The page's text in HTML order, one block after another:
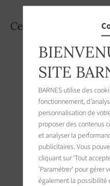
Cette page n'existe
BARNES Saint-
9, avenue du 8 mai 1945
83990 Saint-Tropez,
SITE
BARNES utilise des
fonctionnement,
personnalisation de
proposer des contenus
et analyser la
publicitaires. Vous
cliquant sur 'Tout
'Paramétrer' pour gérer
également la possibilité